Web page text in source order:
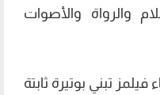
والرواة والأصوات
تبني بوتيرة ثابتة